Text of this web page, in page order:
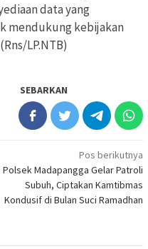
data yang
mendukung kebijakan
LP.NTB)
SEBARKAN
Pos berikutnya
Polsek Madapangga Gelar Patroli
Subuh, Ciptakan Kamtibmas
Kondusif di Bulan Suci Ramadhan